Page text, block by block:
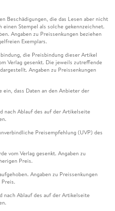
Beschädigungen, die das Lesen aber nicht
Stempel als solche gekennzeichnet.
Angaben zu Preissenkungen beziehen
Exemplars.
die Preisbindung dieser Artikel
Verlag gesenkt. Die jeweils zutreffende
Angaben zu Preissenkungen
dass Daten an den Anbieter der
nach Ablauf des auf der Artikelseite
Preisempfehlung (UVP) des
vom Verlag gesenkt. Angaben zu
Preis.
Angaben zu Preissenkungen
nach Ablauf des auf der Artikelseite